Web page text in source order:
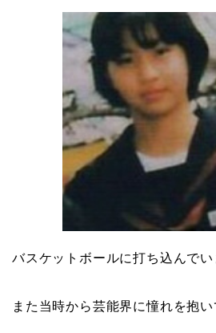
バスケットボールに打ち込んでい
また当時から芸能界に憧れを抱い